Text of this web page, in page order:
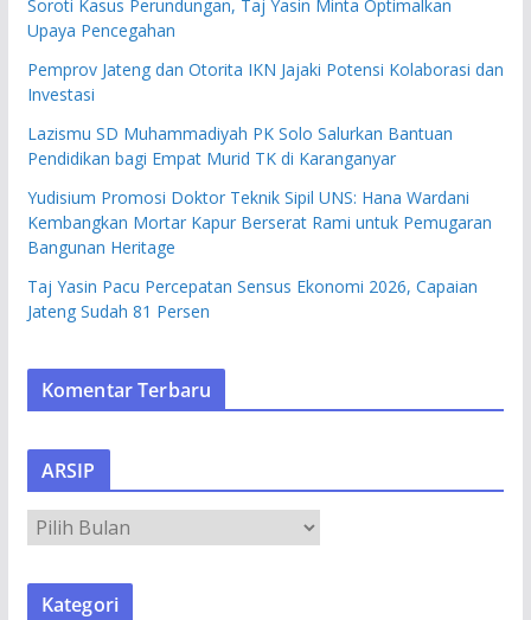
Soroti Kasus Perundungan, Taj Yasin Minta Optimalkan
Upaya Pencegahan
Pemprov Jateng dan Otorita IKN Jajaki Potensi Kolaborasi dan
Investasi
Lazismu SD Muhammadiyah PK Solo Salurkan Bantuan
Pendidikan bagi Empat Murid TK di Karanganyar
Yudisium Promosi Doktor Teknik Sipil UNS: Hana Wardani
Kembangkan Mortar Kapur Berserat Rami untuk Pemugaran
Bangunan Heritage
Taj Yasin Pacu Percepatan Sensus Ekonomi 2026, Capaian
Jateng Sudah 81 Persen
Komentar Terbaru
ARSIP
R
S
Kategori